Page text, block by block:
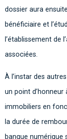
dossier aura
bénéficiaire et
l’établissement de
associées.
À l’instar des autres
un point
immobiliers en
la durée de
banque numérique